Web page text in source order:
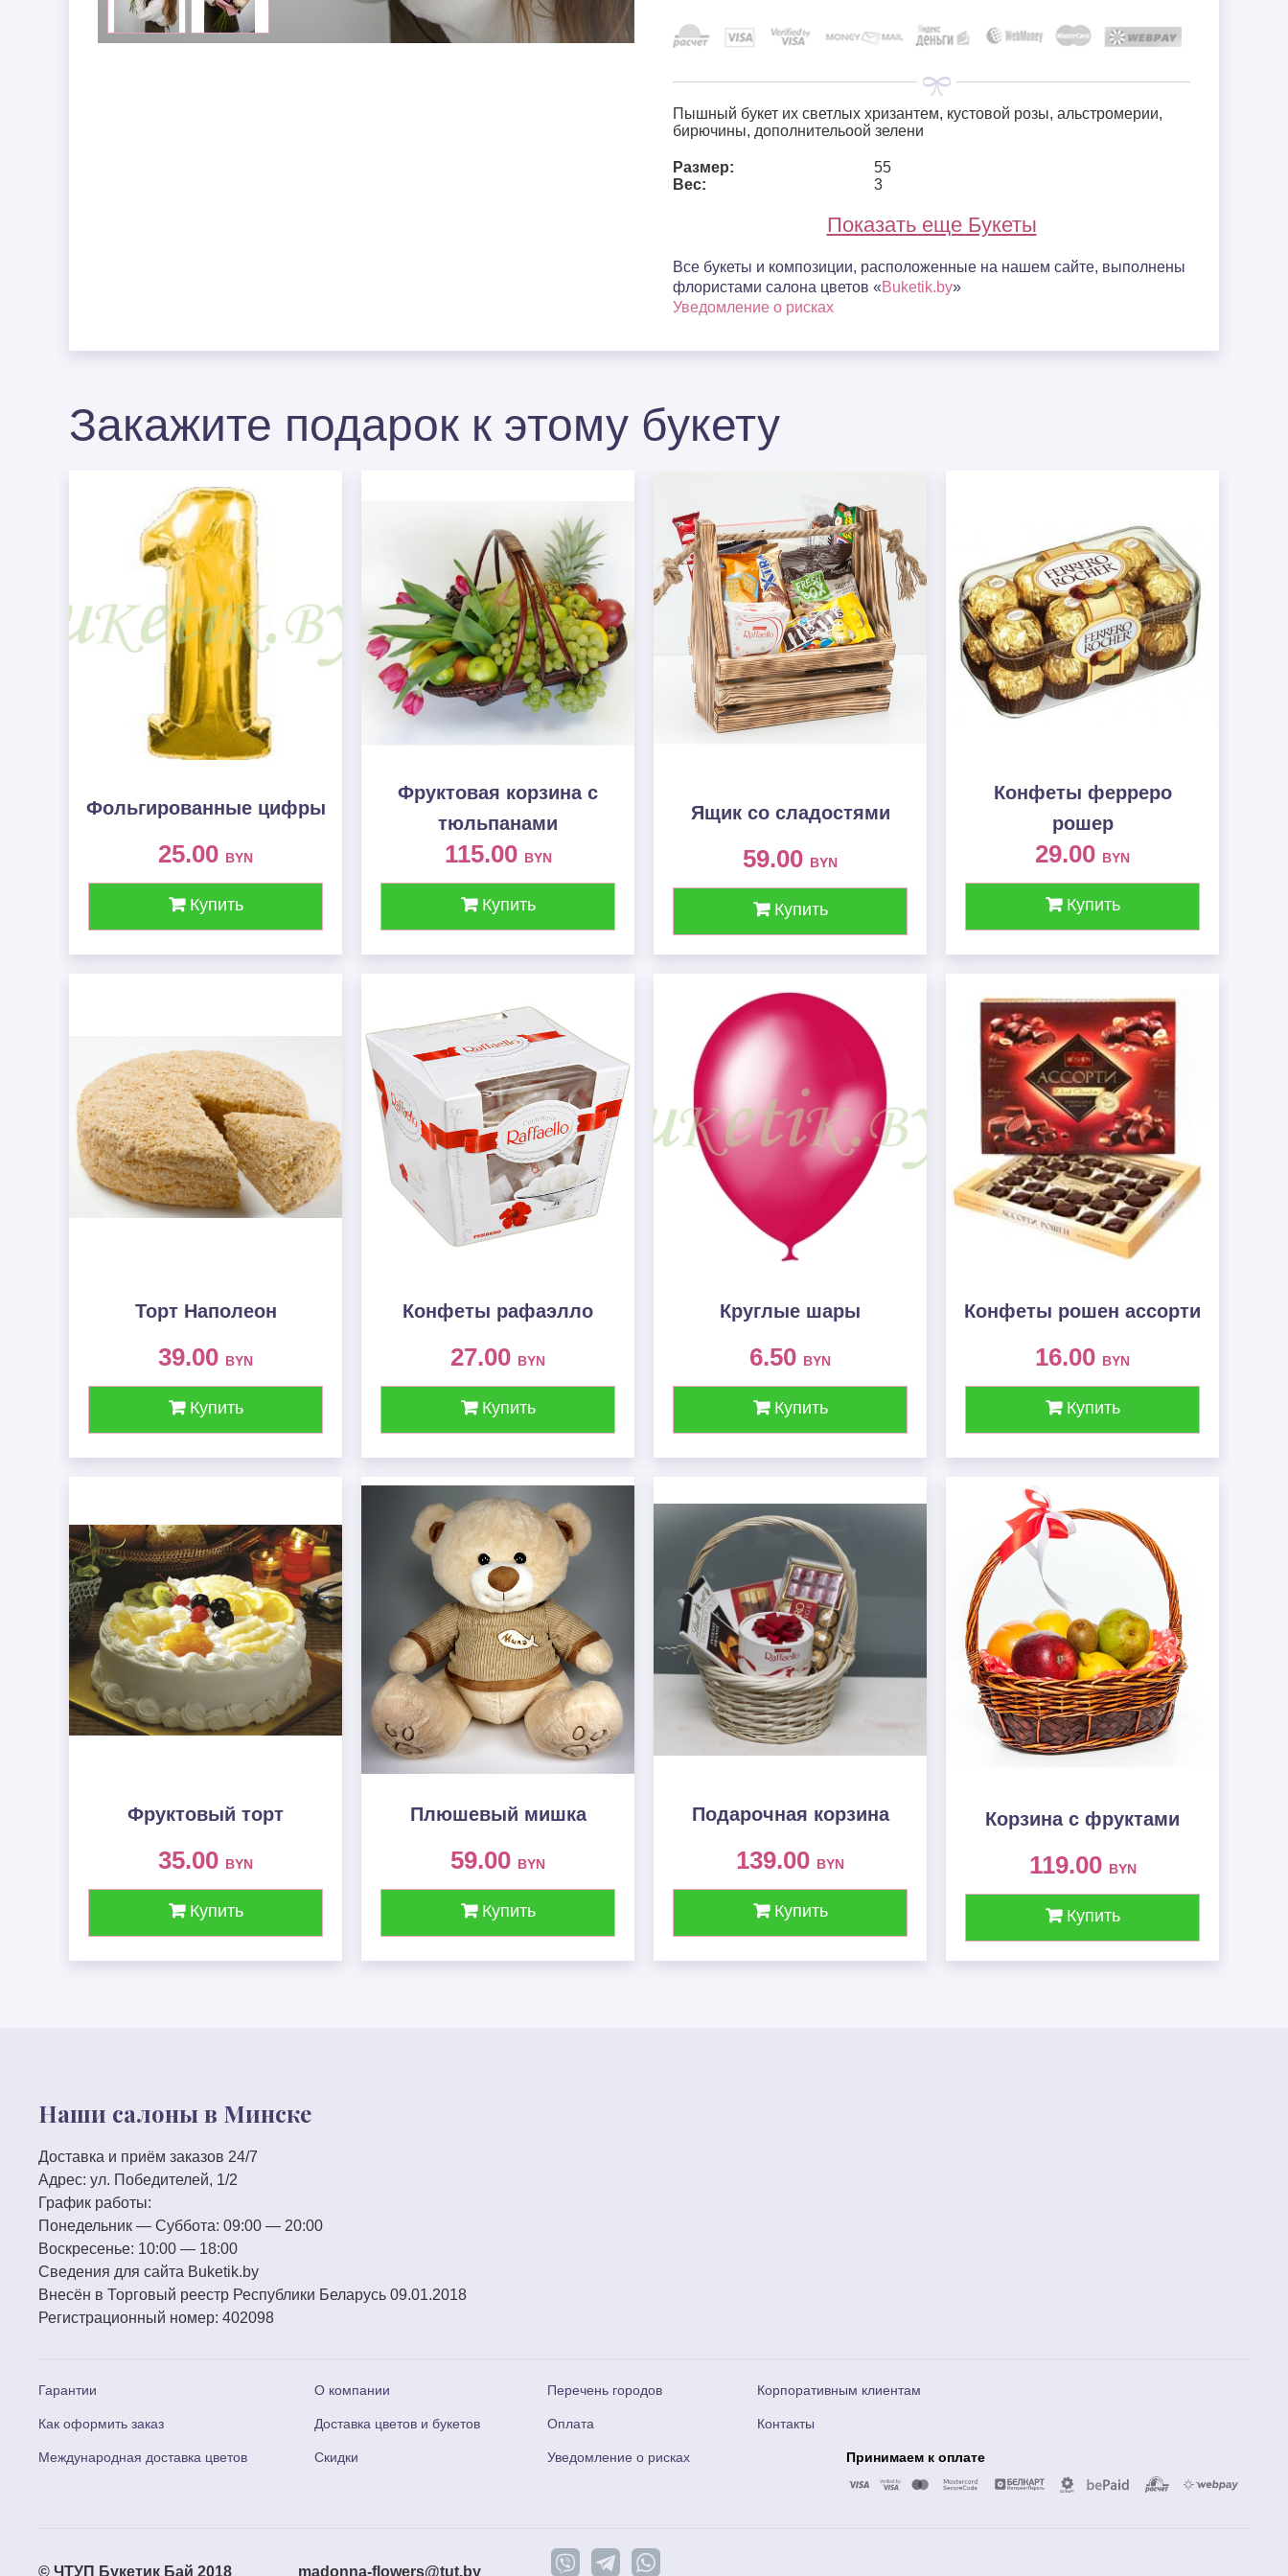
Пышный букет их светлых хризантем, кустовой розы, альстромерии,
бирючины, дополнительоой зелени
Размер:
55
Вес:
3
Показать еще Букеты
Все букеты и композиции, расположенные на нашем сайте, выполнены
флористами салона цветов «Buketik.by»
Уведомление о рисках
Закажите подарок к этому букету
Фольгированные цифры
25.00 BYN
Купить
Фруктовая корзина c
тюльпанами
115.00 BYN
Купить
Ящик со сладостями
59.00 BYN
Купить
Конфеты ферреро
рошер
29.00 BYN
Купить
Торт Наполеон
39.00 BYN
Купить
Конфеты рафаэлло
27.00 BYN
Купить
Круглые шары
6.50 BYN
Купить
Конфеты рошен ассорти
16.00 BYN
Купить
Фруктовый торт
35.00 BYN
Купить
Плюшевый мишка
59.00 BYN
Купить
Подарочная корзина
139.00 BYN
Купить
Корзина с фруктами
119.00 BYN
Купить
Наши салоны в Минске
Доставка и приём заказов 24/7
Адрес: ул. Победителей, 1/2
График работы:
Понедельник — Суббота: 09:00 — 20:00
Воскресенье: 10:00 — 18:00
Сведения для сайта Buketik.by
Внесён в Торговый реестр Республики Беларусь 09.01.2018
Регистрационный номер: 402098
Гарантии
Как оформить заказ
Международная доставка цветов
О компании
Доставка цветов и букетов
Скидки
Перечень городов
Оплата
Уведомление о рисках
Корпоративным клиентам
Контакты
Принимаем к оплате
© ЧТУП Букетик Бай 2018 madonna-flowers@tut.by